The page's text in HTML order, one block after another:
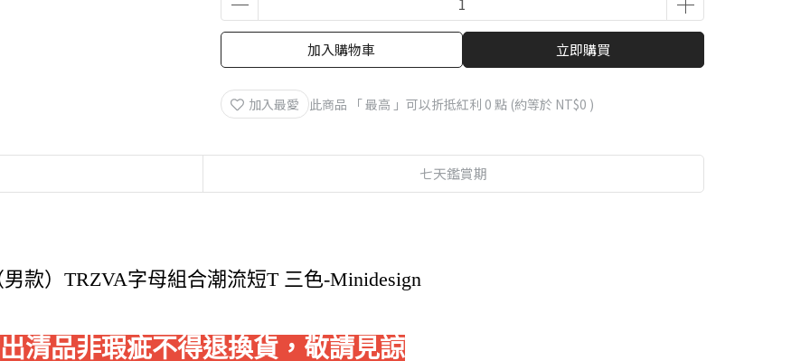
加入購物車 立即購買
加入最愛 此商品 「 最高 」可以折抵紅利 0 點 (約等於 NT$0 )
七天鑑賞期
男款）TRZVA字母組合潮流短T 三色-Minidesign
出清品非瑕疵不得退換貨，敬請見諒